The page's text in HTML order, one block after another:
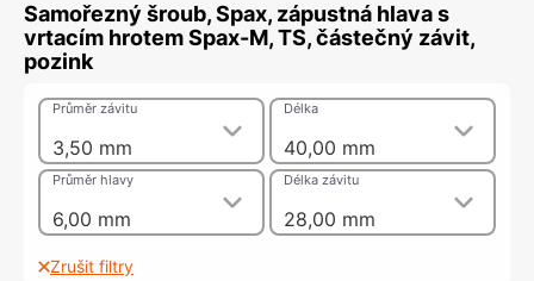
Samořezný šroub, Spax, zápustná hlava s
vrtacím hrotem Spax-M, TS, částečný závit,
pozink
3,50 mm
Průměr závitu
40,00 mm
Délka
6,00 mm
Průměr hlavy
28,00 mm
Délka závitu
Zrušit filtry